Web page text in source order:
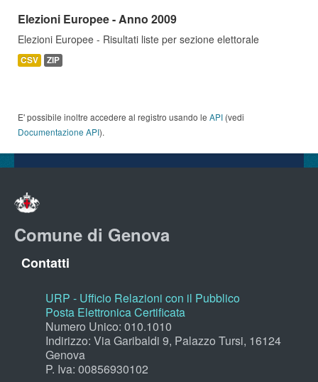
Elezioni Europee - Anno 2009
Elezioni Europee - Risultati liste per sezione elettorale
CSV ZIP
E' possibile inoltre accedere al registro usando le API (vedi
Documentazione API).
Comune di Genova
Contatti
URP - Ufficio Relazioni con il Pubblico
Posta Elettronica Certificata
Numero Unico: 010.1010
Indirizzo: Via Garibaldi 9, Palazzo Tursi, 16124
Genova
P. Iva: 00856930102